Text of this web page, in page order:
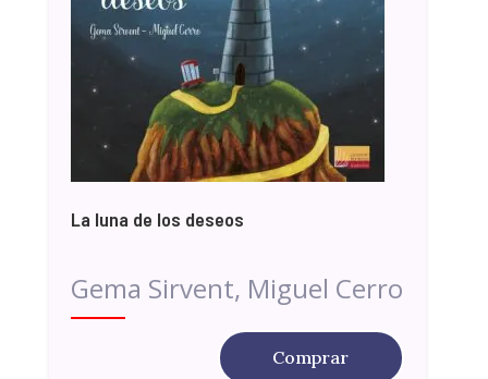
La luna de los deseos
Gema Sirvent, Miguel Cerro
Comprar